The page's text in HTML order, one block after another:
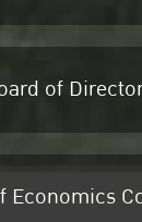
of
Economics